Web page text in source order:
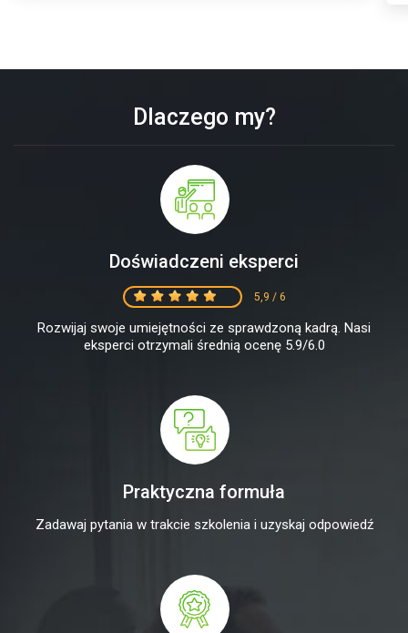
Dlaczego my?
Doświadczeni eksperci
5,9 / 6
Rozwijaj swoje umiejętności ze sprawdzoną kadrą. Nasi
eksperci otrzymali średnią ocenę 5.9/6.0
Praktyczna formuła
Zadawaj pytania w trakcie szkolenia i uzyskaj odpowiedź